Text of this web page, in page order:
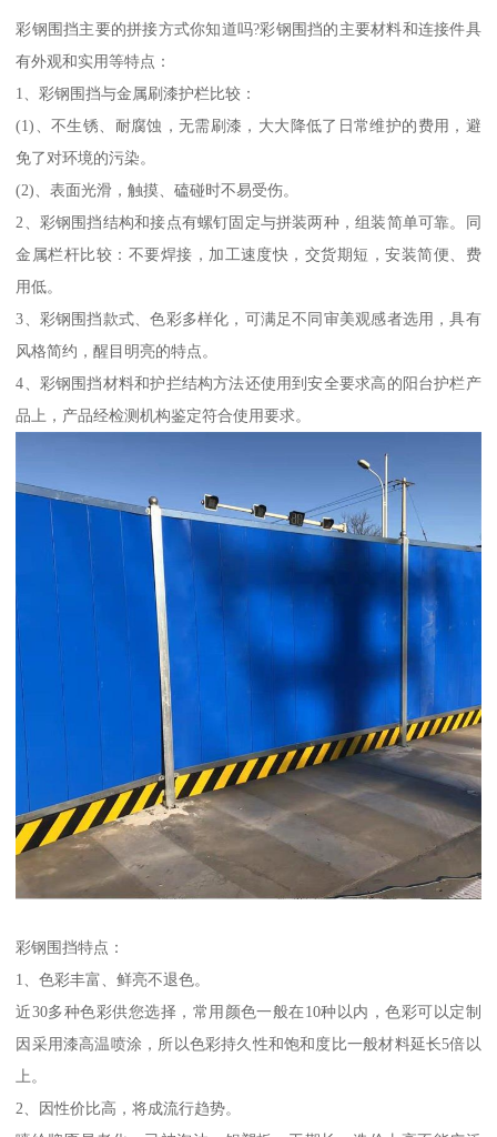
彩钢围挡主要的拼接方式你知道吗?彩钢围挡的主要材料和连接件具
有外观和实用等特点：
1、彩钢围挡与金属刷漆护栏比较：
(1)、不生锈、耐腐蚀，无需刷漆，大大降低了日常维护的费用，避
免了对环境的污染。
(2)、表面光滑，触摸、磕碰时不易受伤。
2、彩钢围挡结构和接点有螺钉固定与拼装两种，组装简单可靠。同
金属栏杆比较：不要焊接，加工速度快，交货期短，安装简便、费
用低。
3、彩钢围挡款式、色彩多样化，可满足不同审美观感者选用，具有
风格简约，醒目明亮的特点。
4、彩钢围挡材料和护拦结构方法还使用到安全要求高的阳台护栏产
品上，产品经检测机构鉴定符合使用要求。
彩钢围挡特点：
1、色彩丰富、鲜亮不退色。
近30多种色彩供您选择，常用颜色一般在10种以内，色彩可以定制
因采用漆高温喷涂，所以色彩持久性和饱和度比一般材料延长5倍以
上。
2、因性价比高，将成流行趋势。